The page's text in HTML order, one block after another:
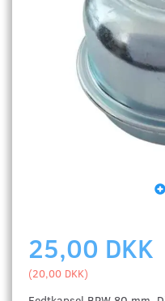
25,00 DKK
(20,00 DKK)